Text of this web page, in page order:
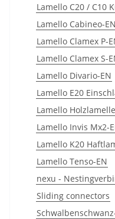
Lamello C20 / C10
Lamello Cabineo-EN
Lamello Clamex P-
Lamello Clamex S-
Lamello Divario-EN
Lamello E20
Lamello
Lamello Invis Mx2-
Lamello K20
Lamello Tenso-EN
nexu -
Sliding connectors